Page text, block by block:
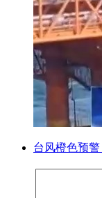
台风橙色预